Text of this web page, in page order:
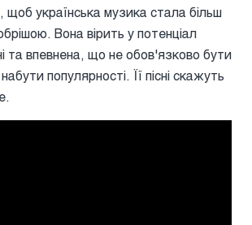
щоб українська музика стала більш
Вона вірить у потенціал
та впевнена, що не обов'язково бути
популярності. Її пісні скажуть